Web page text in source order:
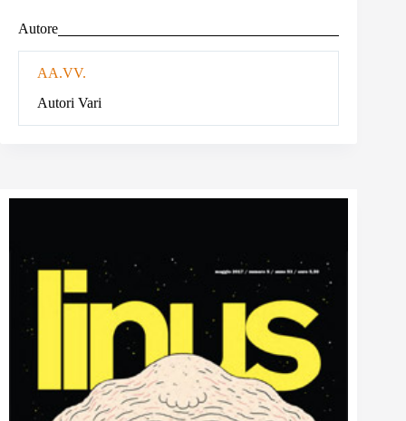
Autore
AA.VV.
Autori Vari